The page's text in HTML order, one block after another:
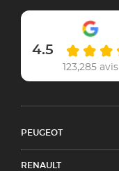
4.5
123,285 avis
PEUGEOT
RENAULT